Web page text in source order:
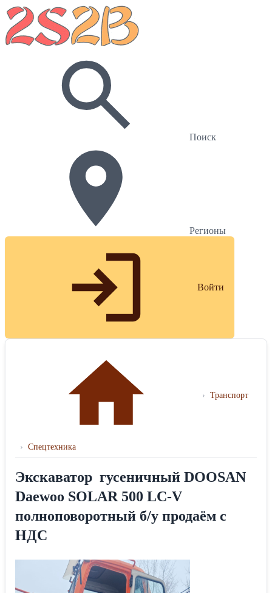
Поиск
Регионы
Войти
› Транспорт
› Спецтехника
Экскаватор гусеничный DOOSAN
Daewoo SOLAR 500 LC-V
полноповоротный б/у продаём с
НДС